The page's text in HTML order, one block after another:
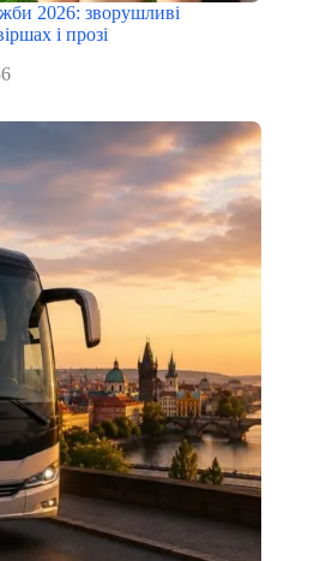
2026: зворушливі
і прозі